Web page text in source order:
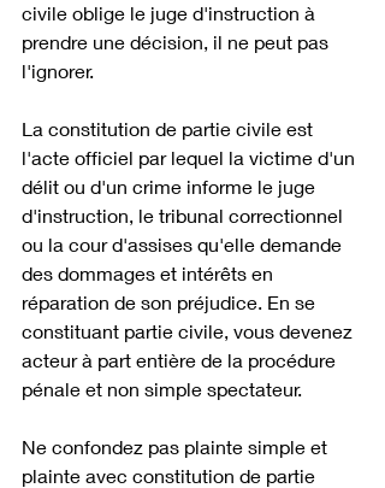
civile oblige le juge d'instruction à
prendre une décision, il ne peut pas
l'ignorer.
La constitution de partie civile est
l'acte officiel par lequel la victime d'un
délit ou d'un crime informe le juge
d'instruction, le tribunal correctionnel
ou la cour d'assises qu'elle demande
des dommages et intérêts en
réparation de son préjudice. En se
constituant partie civile, vous devenez
acteur à part entière de la procédure
pénale et non simple spectateur.
Ne confondez pas plainte simple et
plainte avec constitution de partie